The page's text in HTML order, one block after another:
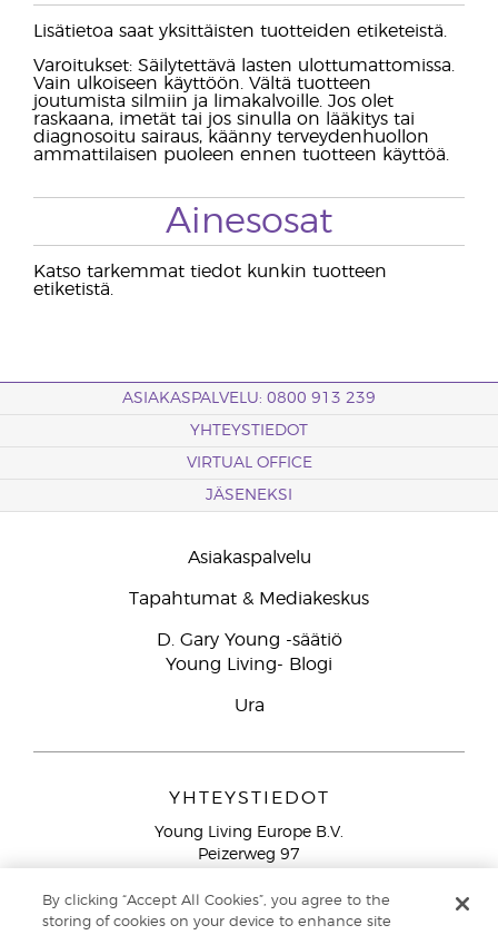
Lisätietoa saat yksittäisten tuotteiden etiketeistä.
Varoitukset: Säilytettävä lasten ulottumattomissa.
Vain ulkoiseen käyttöön. Vältä tuotteen
joutumista silmiin ja limakalvoille. Jos olet
raskaana, imetät tai jos sinulla on lääkitys tai
diagnosoitu sairaus, käänny terveydenhuollon
ammattilaisen puoleen ennen tuotteen käyttöä.
Ainesosat
Katso tarkemmat tiedot kunkin tuotteen
etiketistä.
ASIAKASPALVELU: 0800 913 239
YHTEYSTIEDOT
VIRTUAL OFFICE
JÄSENEKSI
Asiakaspalvelu
Tapahtumat & Mediakeskus
D. Gary Young -säätiö
Young Living- Blogi
Ura
YHTEYSTIEDOT
Young Living Europe B.V.
Peizerweg 97
Netherlands
By clicking “Accept All Cookies”, you agree to the
storing of cookies on your device to enhance site